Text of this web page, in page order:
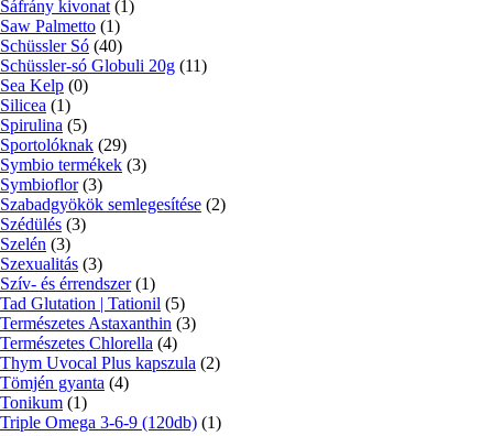
Sáfrány kivonat (1)
Saw Palmetto (1)
Schüssler Só (40)
Schüssler-só Globuli 20g (11)
Sea Kelp (0)
Silicea (1)
Spirulina (5)
Sportolóknak (29)
Symbio termékek (3)
Symbioflor (3)
Szabadgyökök semlegesítése (2)
Szédülés (3)
Szelén (3)
Szexualitás (3)
Szív- és érrendszer (1)
Tad Glutation | Tationil (5)
Természetes Astaxanthin (3)
Természetes Chlorella (4)
Thym Uvocal Plus kapszula (2)
Tömjén gyanta (4)
Tonikum (1)
Triple Omega 3-6-9 (120db) (1)